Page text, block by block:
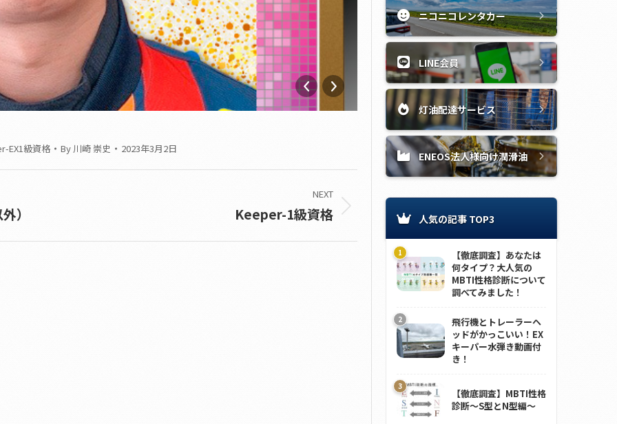
EX1級資格 By 川崎 崇史 2023年3月2日
）
NEXT
Keeper-1級資格
ニコニコレンタカー
LINE会員
灯油配達サービス
ENEOS法人様向け潤滑油
人気の記事 TOP3
【徹底調査】あなたは
何タイプ？大人気の
MBTI性格診断について
調べてみました！
飛行機とトレーラーヘ
ッドがかっこいい！EX
キーパー水弾き動画付
き！
【徹底調査】MBTI性格
診断～S型とN型編～